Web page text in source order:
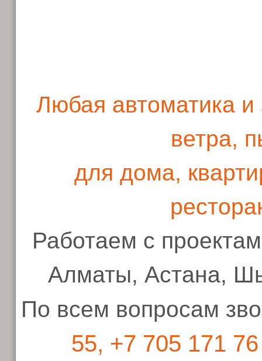
Любая автоматика
ветра,
для дома,
Работаем с
Алматы, Астана,
По всем вопросам
55, +7 705 171